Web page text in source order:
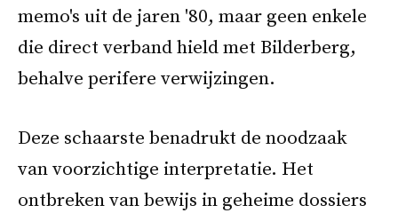
memo's uit de jaren '80, maar geen enkele
die direct verband hield met Bilderberg,
behalve perifere verwijzingen.
Deze schaarste benadrukt de noodzaak
van voorzichtige interpretatie. Het
ontbreken van bewijs in geheime dossiers